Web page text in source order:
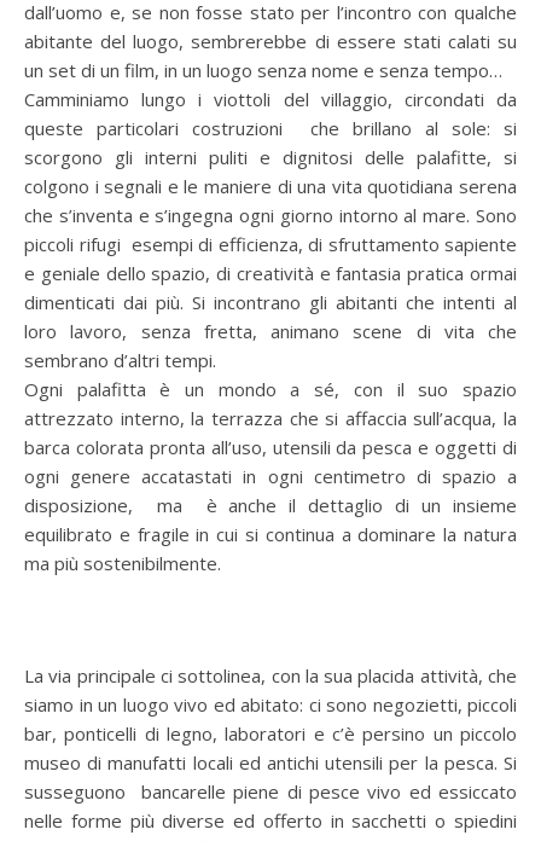
dall’uomo e, se non fosse stato per l’incontro con qualche
abitante del luogo, sembrerebbe di essere stati calati su
un set di un film, in un luogo senza nome e senza tempo…
Camminiamo lungo i viottoli del villaggio, circondati da
queste particolari costruzioni che brillano al sole: si
scorgono gli interni puliti e dignitosi delle palafitte, si
colgono i segnali e le maniere di una vita quotidiana serena
che s’inventa e s’ingegna ogni giorno intorno al mare. Sono
piccoli rifugi esempi di efficienza, di sfruttamento sapiente
e geniale dello spazio, di creatività e fantasia pratica ormai
dimenticati dai più. Si incontrano gli abitanti che intenti al
loro lavoro, senza fretta, animano scene di vita che
sembrano d’altri tempi.
Ogni palafitta è un mondo a sé, con il suo spazio
attrezzato interno, la terrazza che si affaccia sull’acqua, la
barca colorata pronta all’uso, utensili da pesca e oggetti di
ogni genere accatastati in ogni centimetro di spazio a
disposizione, ma è anche il dettaglio di un insieme
equilibrato e fragile in cui si continua a dominare la natura
ma più sostenibilmente.
La via principale ci sottolinea, con la sua placida attività, che
siamo in un luogo vivo ed abitato: ci sono negozietti, piccoli
bar, ponticelli di legno, laboratori e c’è persino un piccolo
museo di manufatti locali ed antichi utensili per la pesca. Si
susseguono bancarelle piene di pesce vivo ed essiccato
nelle forme più diverse ed offerto in sacchetti o spiedini